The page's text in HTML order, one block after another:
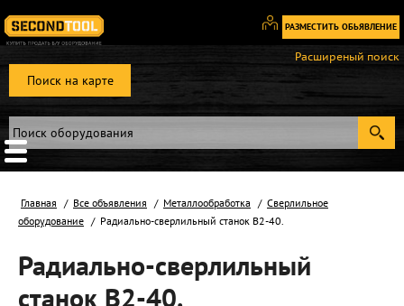
РАЗМЕСТИТЬ ОБЬЯВЛЕНИЕ
Вход
Регистрация
Поиск на карте
Расширеный поиск
Главная Все объявления Металлообработка
Сверлильное
оборудование
Радиально-сверлильный станок B2-40.
Радиально-сверлильный
станок B2-40.